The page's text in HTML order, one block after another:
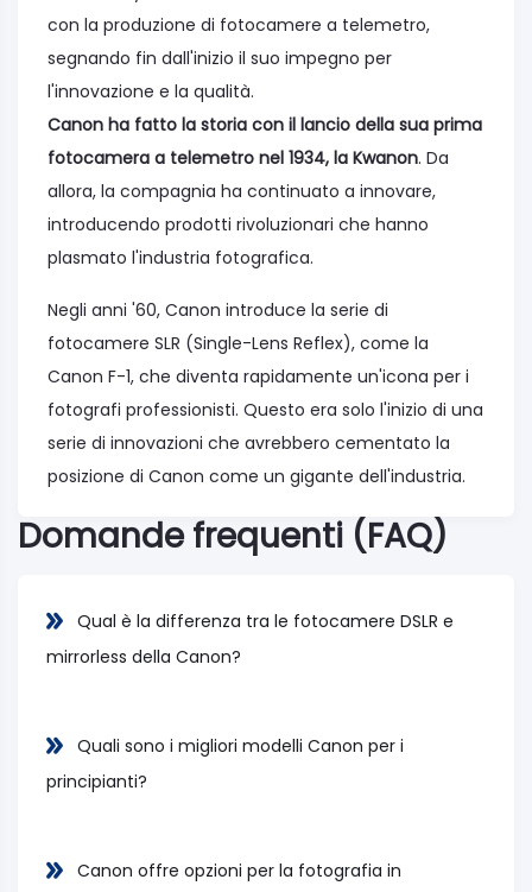
con la produzione di fotocamere a telemetro,
segnando fin dall'inizio il suo impegno per
l'innovazione e la qualità.
Canon ha fatto la storia con il lancio della sua prima
fotocamera a telemetro nel 1934, la Kwanon. Da
allora, la compagnia ha continuato a innovare,
introducendo prodotti rivoluzionari che hanno
plasmato l'industria fotografica.
Negli anni '60, Canon introduce la serie di
fotocamere SLR (Single-Lens Reflex), come la
Canon F-1, che diventa rapidamente un'icona per i
fotografi professionisti. Questo era solo l'inizio di una
serie di innovazioni che avrebbero cementato la
posizione di Canon come un gigante dell'industria.
Domande frequenti (FAQ)
Qual è la differenza tra le fotocamere DSLR e
mirrorless della Canon?
Quali sono i migliori modelli Canon per i
principianti?
Canon offre opzioni per la fotografia in